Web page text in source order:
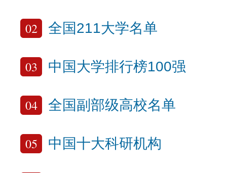
02 全国211大学名单
03 中国大学排行榜100强
04 全国副部级高校名单
05 中国十大科研机构